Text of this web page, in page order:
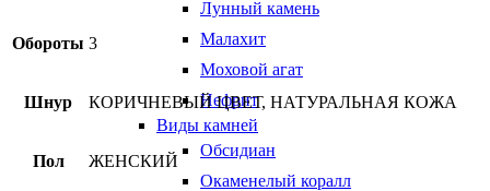
Лунный камень
Малахит
Моховой агат
Нефрит
Виды камней
Обсидиан
Окаменелый коралл
Обороты 3
Шнур КОРИЧНЕВЫЙ ЦВЕТ, НАТУРАЛЬНАЯ КОЖА
Пол ЖЕНСКИЙ